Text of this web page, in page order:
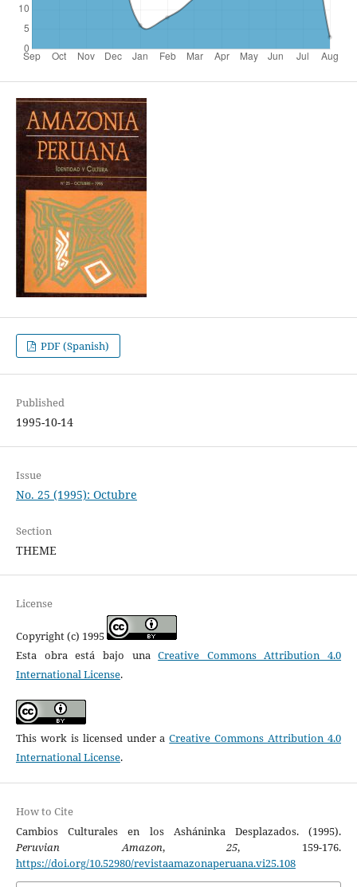
PDF (Spanish)
Published
1995-10-14
Issue
No. 25 (1995): Octubre
Section
THEME
License
Copyright (c) 1995
Esta obra está bajo unaCreative Commons Attribution 4.0
International License.
This work is licensed under aCreative Commons Attribution 4.0
International License.
How to Cite
Cambios Culturales en los Asháninka Desplazados. (1995).
Peruvian Amazon,25, 159-176.
https://doi.org/10.52980/revistaamazonaperuana.vi25.108